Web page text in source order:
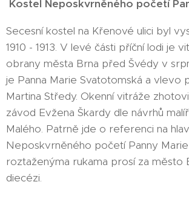
Kostel Neposkvrněného početí
Secesní kostel na Křenové ulici byl
1910 - 1913. V levé části příční lodi je
obrany města Brna před Švédy v
je Panna Marie Svatotomská a vlevo
Martina Středy. Okenní vitráže
závod Evžena Škardy dle návrhů
Malého. Patrně jde o referenci na
Neposkvrněného početí Panny
roztaženýma rukama prosí za město
diecézi.